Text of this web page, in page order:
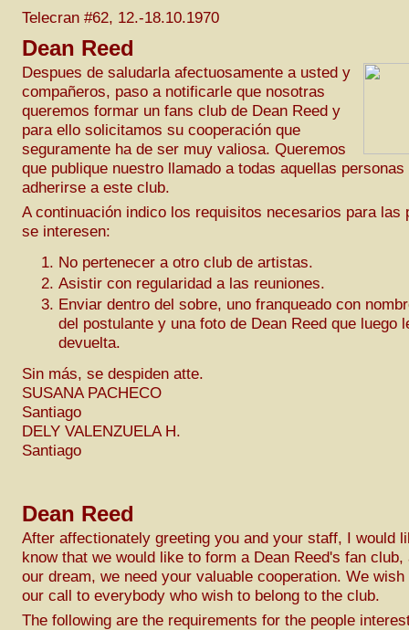
Telecran #62, 12.-18.10.1970
Dean Reed
Despues de saludarla afectuosamente a usted y
compañeros, paso a notificarle que nosotras
queremos formar un fans club de Dean Reed y
para ello solicitamos su cooperación que
seguramente ha de ser muy valiosa. Queremos
que publique nuestro llamado a todas aquellas personas
adherirse a este club.
A continuación indico los requisitos necesarios para las
se interesen:
No pertenecer a otro club de artistas.
Asistir con regularidad a las reuniones.
Enviar dentro del sobre, uno franqueado con
del postulante y una foto de Dean Reed que luego
devuelta.
Sin más, se despiden atte.
SUSANA PACHECO
Santiago
DELY VALENZUELA H.
Santiago
Dean Reed
After affectionately greeting you and your staff, I would
know that we would like to form a Dean Reed's fan
our dream, we need your valuable cooperation. We
our call to everybody who wish to belong to the club.
The following are the requirements for the people